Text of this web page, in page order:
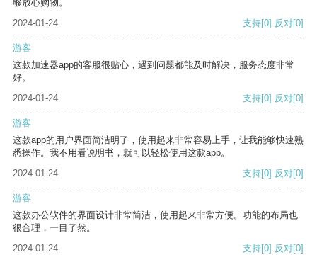
够放心购物。
2024-01-24
支持[0] 反对[0]
游客
这款加速器app的客服很贴心，遇到问题都能及时解决，服务态度非常
好。
2024-01-24
支持[0] 反对[0]
游客
这款app的用户界面简洁明了，使用起来非常容易上手，让我能够快速熟
悉操作。我不用看说明书，就可以轻松使用这款app。
2024-01-24
支持[0] 反对[0]
游客
这款办公软件的界面设计非常简洁，使用起来非常方便。功能的布局也
很合理，一目了然。
2024-01-24
支持[0] 反对[0]